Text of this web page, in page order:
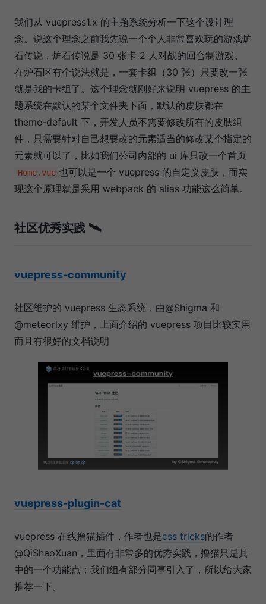
我们从 vuepress1.x 的主题系统分析一下这个设计理
念。说这个理念之前我先说一个个人非常喜欢玩的游戏炉
石传说，炉石传说是 30 张卡 2 人对战的回合制游戏。
在炉石区有个说法就是，一套卡组（30 张）只要改一张
就是我的卡组了。这个理念就刚好来说明 vuepress 的主
题系统在默认的某个文件夹下面，默认的皮肤都在
theme-default 下，开发人员不需要修改所有的皮肤组
件，只需要针对自己想要改的元素适当的修改某个指定的
元素就可以了，比如我们公司内部的 ui 库只改一个首页
Home.vue 也可以是一个 vuepress 的自定义皮肤，而实
现这个原理就是采用 webpack 的 alias 功能这么简单。
社区优秀实践 🛰
vuepress-community
社区维护的 vuepress 生态系统，由@Shigma 和
@meteorlxy 维护，上面介绍的 vuepress 项目比较实用
而且有很好的文档说明
vuepress-plugin-cat
vuepress 在线撸猫插件，作者也是css tricks的作者
@QiShaoXuan，里面有非常多的优秀实践，撸猫只是其
中的一个功能点；我们组有部分同事引入了，所以给大家
推荐一下。